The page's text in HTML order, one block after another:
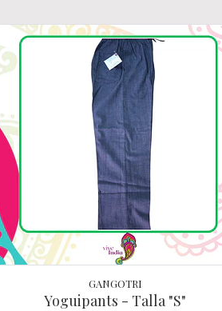
GANGOTRI
Yoguipants - Talla "S"